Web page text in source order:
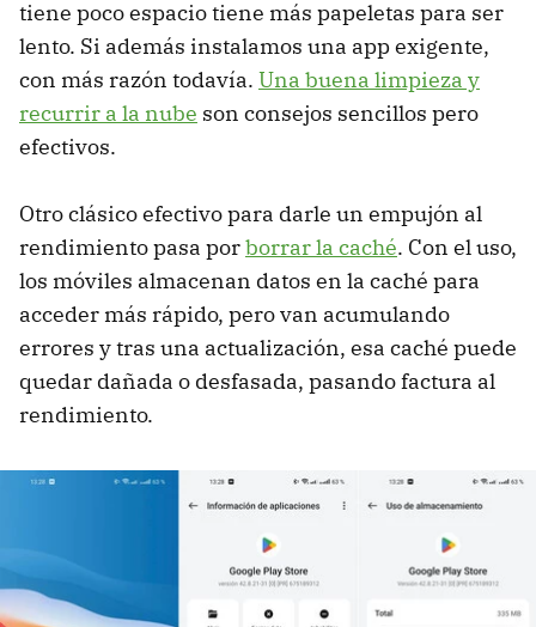
tiene poco espacio tiene más papeletas para ser
lento. Si además instalamos una app exigente,
con más razón todavía. Una buena limpieza y
recurrir a la nube son consejos sencillos pero
efectivos.
Otro clásico efectivo para darle un empujón al
rendimiento pasa porborrar la caché. Con el uso,
los móviles almacenan datos en la caché para
acceder más rápido, pero van acumulando
errores y tras una actualización, esa caché puede
quedar dañada o desfasada, pasando factura al
rendimiento.